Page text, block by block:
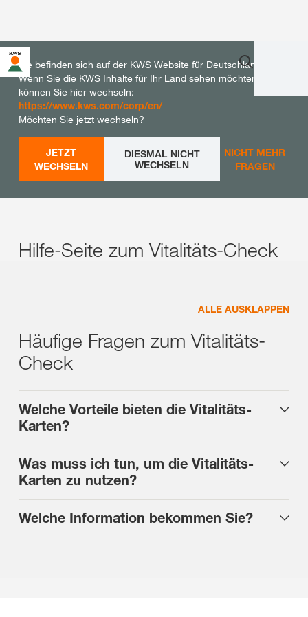
Sie befinden sich auf der KWS Website für Deutschland.
Wenn Sie die KWS Inhalte für Ihr Land sehen möchten,
können Sie hier wechseln:
https://www.kws.com/corp/en/
Möchten Sie jetzt wechseln?
JETZT
WECHSELN
DIESMAL NICHT
WECHSELN
NICHT MEHR
FRAGEN
Hilfe-Seite zum Vitalitäts-Check
ALLE AUSKLAPPEN
Häufige Fragen zum Vitalitäts-
Check
Welche Vorteile bieten die Vitalitäts-
Karten?
Was muss ich tun, um die Vitalitäts-
Karten zu nutzen?
Welche Information bekommen Sie?